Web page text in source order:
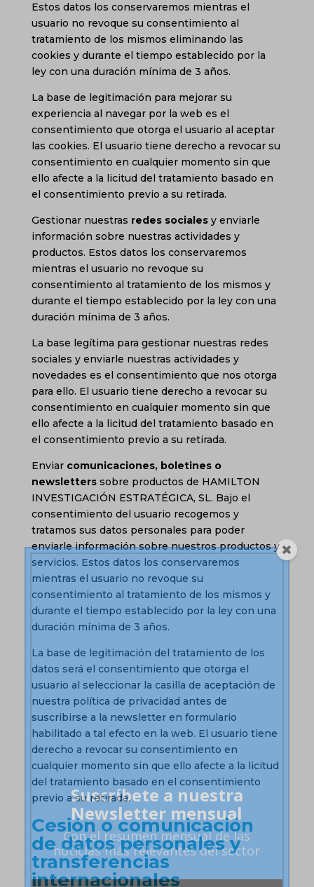
Estos datos los conservaremos mientras el
usuario no revoque su consentimiento al
tratamiento de los mismos eliminando las
cookies y durante el tiempo establecido por la
ley con una duración mínima de 3 años.
La base de legitimación para mejorar su
experiencia al navegar por la web es el
consentimiento que otorga el usuario al aceptar
las cookies. El usuario tiene derecho a revocar su
consentimiento en cualquier momento sin que
ello afecte a la licitud del tratamiento basado en
el consentimiento previo a su retirada.
Gestionar nuestras redes sociales y enviarle
información sobre nuestras actividades y
productos. Estos datos los conservaremos
mientras el usuario no revoque su
consentimiento al tratamiento de los mismos y
durante el tiempo establecido por la ley con una
duración mínima de 3 años.
La base legítima para gestionar nuestras redes
sociales y enviarle nuestras actividades y
novedades es el consentimiento que nos otorga
para ello. El usuario tiene derecho a revocar su
consentimiento en cualquier momento sin que
ello afecte a la licitud del tratamiento basado en
el consentimiento previo a su retirada.
Enviar comunicaciones, boletines o
newsletters sobre productos de HAMILTON
INVESTIGACIÓN ESTRATÉGICA, SL. Bajo el
consentimiento del usuario recogemos y
tratamos sus datos personales para poder
enviarle información sobre nuestros productos y
servicios. Estos datos los conservaremos
mientras el usuario no revoque su
consentimiento al tratamiento de los mismos y
durante el tiempo establecido por la ley con una
duración mínima de 3 años.
La base de legitimación del tratamiento de los
datos será el consentimiento que otorga el
usuario al seleccionar la casilla de aceptación de
nuestra política de privacidad antes de
suscribirse a la newsletter en formulario
habilitado a tal efecto en la web. El usuario tiene
derecho a revocar su consentimiento en
cualquier momento sin que ello afecte a la licitud
del tratamiento basado en el consentimiento
previo a su retirada.
Cesión o comunicación
de datos personales y
transferencias
internacionales
Suscríbete a nuestra
Newsletter mensual
Con elresumen mensualde las
noticias más relevantes del sector